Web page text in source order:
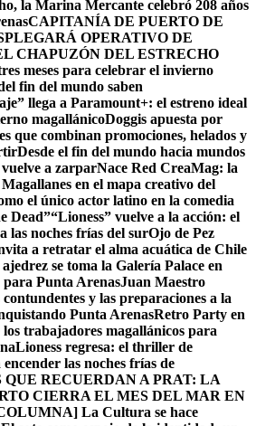
la Marina Mercante celebró 208 años
CAPITANÍA DE PUERTO DE
OPERATIVO DE
CHAPUZÓN DEL ESTRECHO
meses para celebrar el invierno
fin del mundo saben
llega a Paramount+: el estreno ideal
magallánicoDoggis apuesta por
que combinan promociones, helados y
Desde el fin del mundo hacia mundos
a zarparNace Red CreaMag: la
en el mapa creativo del
el único actor latino en la comedia
Dead”“Lioness” vuelve a la acción: el
las noches frías del surOjo de Pez
a retratar el alma acuática de Chile
se toma la Galería Palace en
Punta ArenasJuan Maestro
y las preparaciones a la
Punta ArenasRetro Party en
trabajadores magallánicos para
Lioness regresa: el thriller de
las noches frías de
QUE RECUERDAN A PRAT: LA
CIERRA EL MES DEL MAR EN
La Cultura se hace